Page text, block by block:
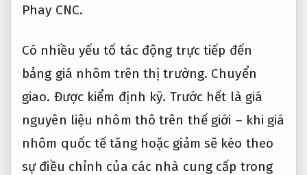
Phay CNC.
Có nhiều yếu tố tác động trực tiếp đến
bảng giá nhôm trên thị trường. Chuyển
giao. Được kiểm định kỹ. Trước hết là giá
nguyên liệu nhôm thô trên thế giới – khi giá
nhôm quốc tế tăng hoặc giảm sẽ kéo theo
sự điều chỉnh của các nhà cung cấp trong